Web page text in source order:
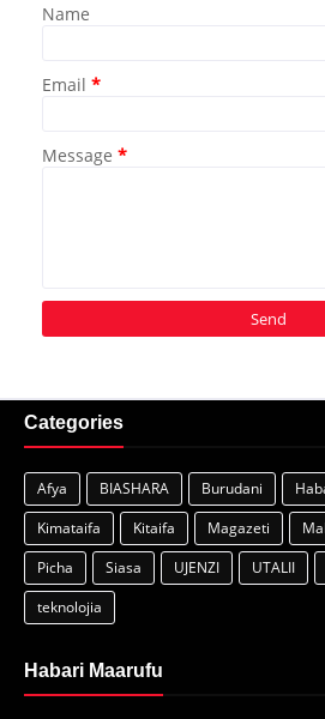
Name
Email *
Message *
Categories
Afya BIASHARA Burudani
Kimataifa
Kitaifa Magazeti
Picha
Siasa UJENZI UTALII
teknolojia
Habari Maarufu